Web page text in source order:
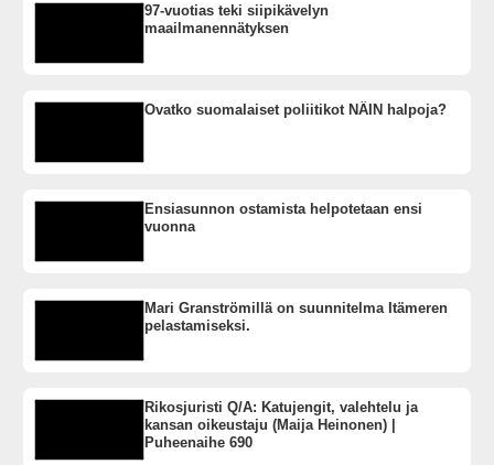
97-vuotias teki siipikävelyn
maailmanennätyksen
Ovatko suomalaiset poliitikot NÄIN halpoja?
Ensiasunnon ostamista helpotetaan ensi
vuonna
Mari Granströmillä on suunnitelma Itämeren
pelastamiseksi.
Rikosjuristi Q/A: Katujengit, valehtelu ja
kansan oikeustaju (Maija Heinonen) |
Puheenaihe 690